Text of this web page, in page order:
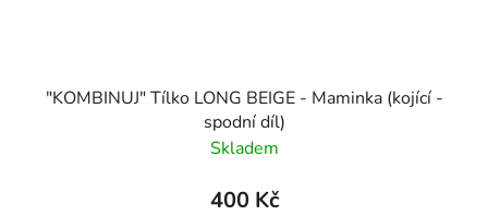
"KOMBINUJ" Tílko LONG BEIGE - Maminka (kojící -
spodní díl)
Skladem
400 Kč